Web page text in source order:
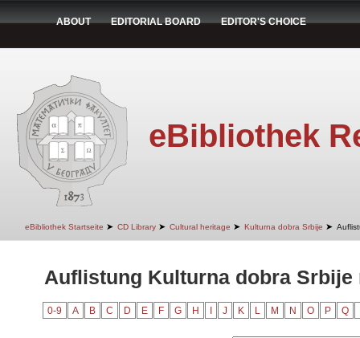
ABOUT EDITORIAL BOARD EDITOR'S CHOICE
eBibliothek
eBibliothek Startseite ➤ CD Library ➤ Cultural heritage ➤ Kulturna dobra Srbije ➤
Auflistung Kulturna dobra Srbije
0-9 A B C D E F G H J K L M N O P Q